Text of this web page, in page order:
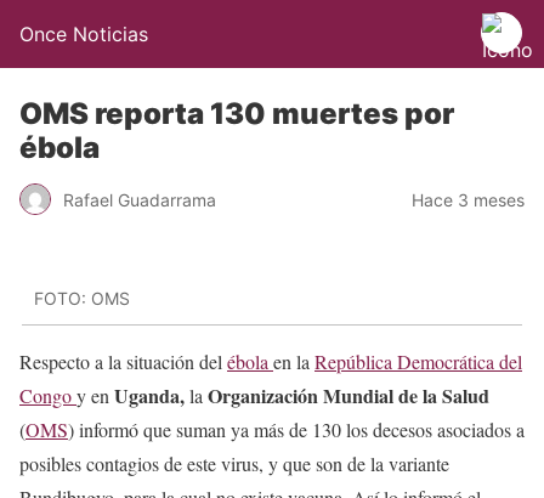
Once Noticias
OMS reporta 130 muertes por
ébola
Rafael Guadarrama Hace 3 meses
FOTO: OMS
Respecto a la situación del ébola en la República Democrática del
Congoy en Uganda,la Organización Mundial de la Salud
(OMS) informó que suman ya más de 130 los decesos asociados a
posibles contagios de este virus, y que son de la variante